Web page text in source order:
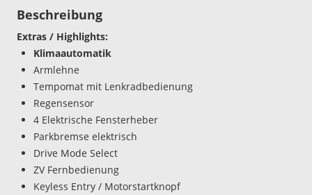
Beschreibung
Extras / Highlights:
Klimaautomatik
Armlehne
Tempomat mit Lenkradbedienung
Regensensor
4 Elektrische Fensterheber
Parkbremse elektrisch
Drive Mode Select
ZV Fernbedienung
Keyless Entry / Motorstartknopf